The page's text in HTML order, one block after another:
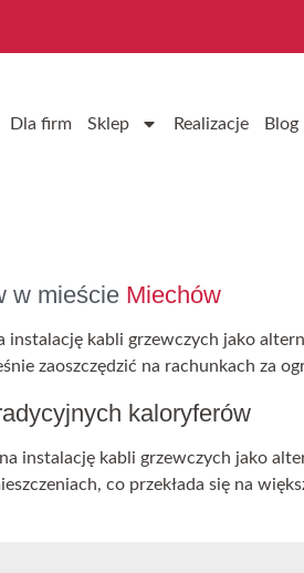
Dla firm Sklep Realizacje Blog
w mieście Miechów
kabli grzewczych jako
zaoszczędzić na rachunkach za
kaloryferów
instalację kabli grzewczych jako
co przekłada się na